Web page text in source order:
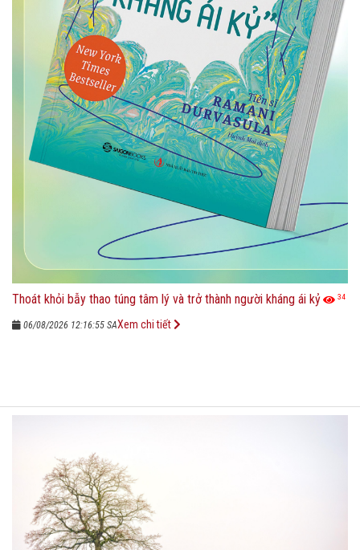
Thoát khỏi bẫy thao túng tâm lý và trở thành người kháng ái kỷ 34
06/08/2026 12:16:55 SAXem chi tiết